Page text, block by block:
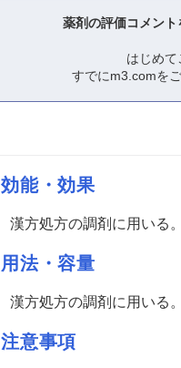
薬剤の評価コメント
はじめて
すでにm3.comを
効能・効果
漢方処方の調剤に用いる。
用法・容量
漢方処方の調剤に用いる。
注意事項